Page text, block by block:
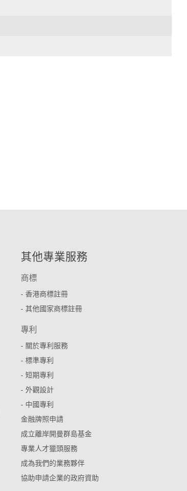
其他專業服務
商標
- 香港商標註冊
- 其他國家商標註冊
專利
- 關於專利服務
- 標準專利
- 短期專利
- 外觀設計
- 中國專利
金融牌照申請
成立離岸開曼群島基金
專業人才獵頭服務
成為我們的業務夥伴
協助申請企業的政府資助